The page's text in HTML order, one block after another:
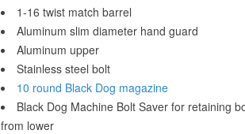
1-16 twist match barrel
Aluminum slim diameter hand guard
Aluminum upper
Stainless steel bolt
10 round Black Dog magazine
Black Dog Machine Bolt Saver for retaining
from lower